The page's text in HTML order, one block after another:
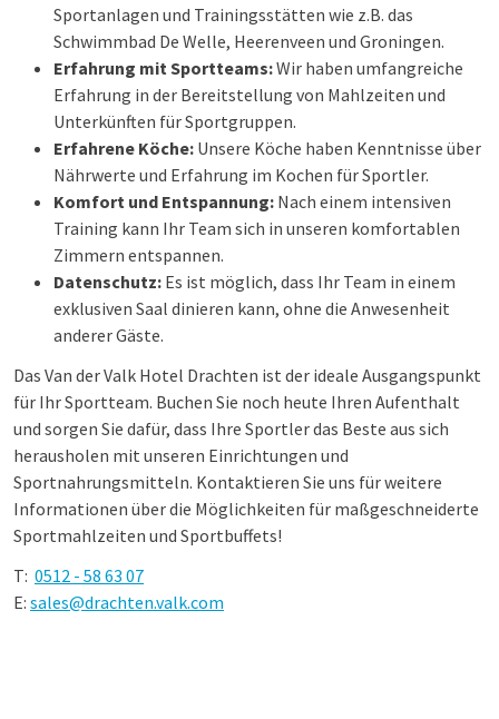
Sportanlagen und Trainingsstätten wie z.B. das
Schwimmbad De Welle, Heerenveen und Groningen.
Erfahrung mit Sportteams:Wir haben umfangreiche
Erfahrung in der Bereitstellung von Mahlzeiten und
Unterkünften für Sportgruppen.
Erfahrene Köche: Unsere Köche haben Kenntnisse über
Nährwerte und Erfahrung im Kochen für Sportler.
Komfort und Entspannung: Nach einem intensiven
Training kann Ihr Team sich in unseren komfortablen
Zimmern entspannen.
Datenschutz: Es ist möglich, dass Ihr Team in einem
exklusiven Saal dinieren kann, ohne die Anwesenheit
anderer Gäste.
Das Van der Valk Hotel Drachten ist der ideale Ausgangspunkt
für Ihr Sportteam. Buchen Sie noch heute Ihren Aufenthalt
und sorgen Sie dafür, dass Ihre Sportler das Beste aus sich
herausholen mit unseren Einrichtungen und
Sportnahrungsmitteln. Kontaktieren Sie uns für weitere
Informationen über die Möglichkeiten für maßgeschneiderte
Sportmahlzeiten und Sportbuffets!
T: 0512 - 58 63 07
E: sales@drachten.valk.com